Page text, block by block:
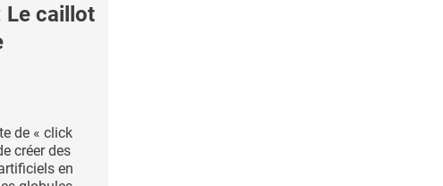
Le caillot
de « click
créer des
en